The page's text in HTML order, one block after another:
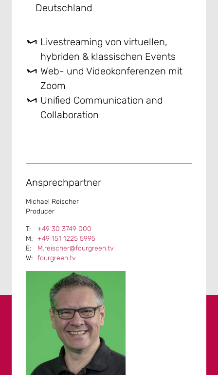
Deutschland
Livestreaming von virtuellen,
hybriden & klassischen Events
Web- und Videokonferenzen mit
Zoom
Unified Communication and
Collaboration
Ansprechpartner
Michael Reischer
Producer
+49 30 3749 000
+49 151 1225 5995
M.reischer@fourgreen.tv
fourgreen.tv